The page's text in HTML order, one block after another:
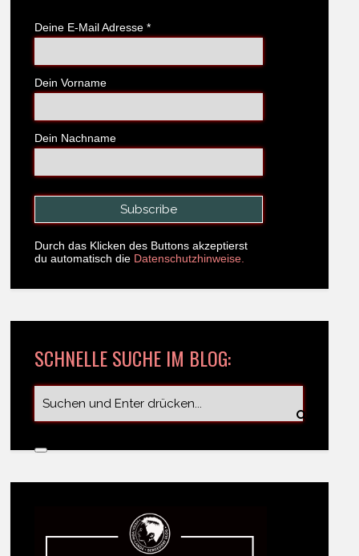
Deine E-Mail Adresse *
Dein Vorname
Dein Nachname
Durch das Klicken des Buttons akzeptierst
du automatisch die Datenschutzhinweise.
SCHNELLE SUCHE IM BLOG: